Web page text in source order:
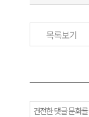
목록보기